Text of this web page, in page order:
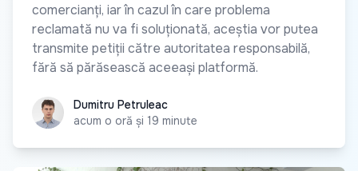
comercianți, iar în cazul în care problema
reclamată nu va fi soluționată, aceștia vor putea
transmite petiții către autoritatea responsabilă,
fără să părăsească aceeași platformă.
Dumitru Petruleac
Dumitru Petruleac
acum o oră și 19 minute